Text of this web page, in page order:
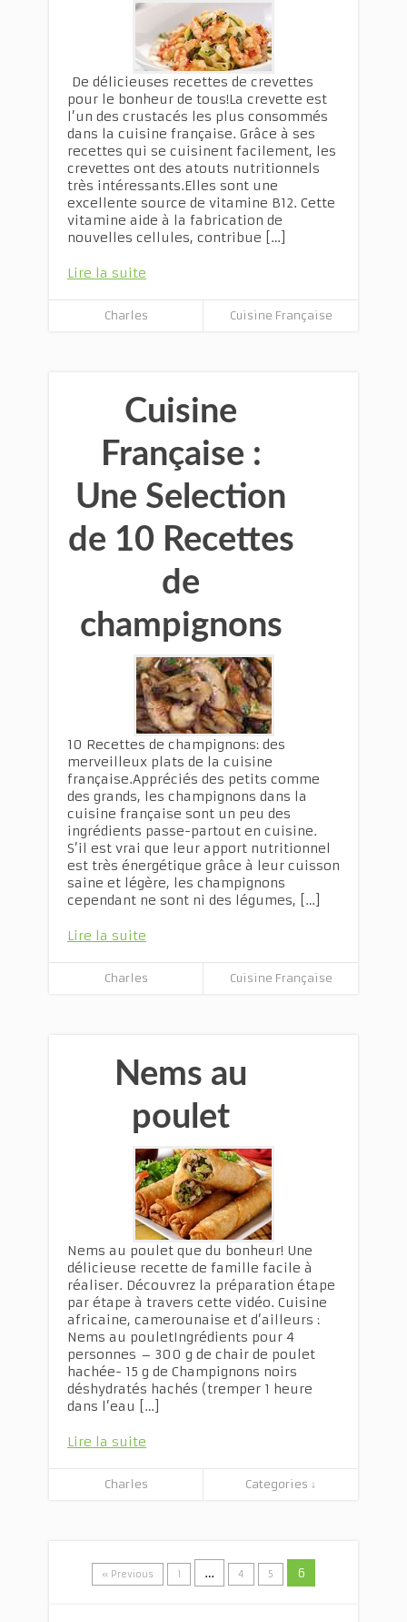
De délicieuses recettes de crevettes
pour le bonheur de tous!La crevette est
l’un des crustacés les plus consommés
dans la cuisine française. Grâce à ses
recettes qui se cuisinent facilement, les
crevettes ont des atouts nutritionnels
très intéressants.Elles sont une
excellente source de vitamine B12. Cette
vitamine aide à la fabrication de
nouvelles cellules, contribue […]
Lire la suite
Charles Cuisine Française
Cuisine
Française :
Une Selection
de 10 Recettes
de
champignons
10 Recettes de champignons: des
merveilleux plats de la cuisine
française.Appréciés des petits comme
des grands, les champignons dans la
cuisine française sont un peu des
ingrédients passe-partout en cuisine.
S’il est vrai que leur apport nutritionnel
est très énergétique grâce à leur cuisson
saine et légère, les champignons
cependant ne sont ni des légumes, […]
Lire la suite
Charles Cuisine Française
Nems au
poulet
Nems au poulet que du bonheur! Une
délicieuse recette de famille facile à
réaliser. Découvrez la préparation étape
par étape à travers cette vidéo. Cuisine
africaine, camerounaise et d’ailleurs :
Nems au pouletIngrédients pour 4
personnes – 300 g de chair de poulet
hachée- 15 g de Champignons noirs
déshydratés hachés (tremper 1 heure
dans l’eau […]
Lire la suite
Charles Categories ↓
« Previous 1 … 4 5 6